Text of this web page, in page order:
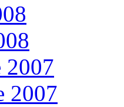
2007
2007